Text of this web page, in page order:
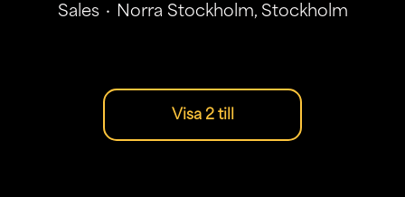
Sales · Norra Stockholm, Stockholm
Visa 2 till